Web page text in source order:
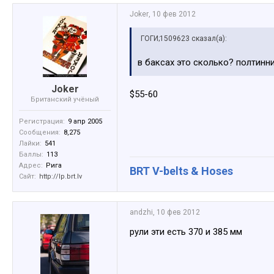
Joker
Британский учёный
Регистрация: 9 апр 2005
Сообщения: 8,275
Лайки: 541
Баллы: 113
Адрес: Рига
Сайт: http://lp.brt.lv
Joker, 10 фев 2012
ГОГИ;1509623 сказал(а):
в баксах это сколько?
$55-60
BRT V-belts & Hoses
аndzhi, 10 фев 2012
рули эти есть 370 и 385 мм